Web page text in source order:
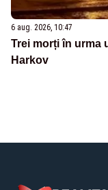
6 aug. 2026, 10:47
Trei morți în urma
Harkov